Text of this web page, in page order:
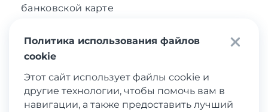
банковской карте
Политика использования файлов
cookie
Этот сайт использует файлы cookie и
другие технологии, чтобы помочь вам в
навигации, а также предоставить лучший